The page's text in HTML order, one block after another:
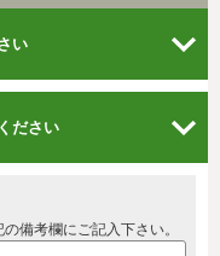
い
ださい
備考欄にご記入下さい。